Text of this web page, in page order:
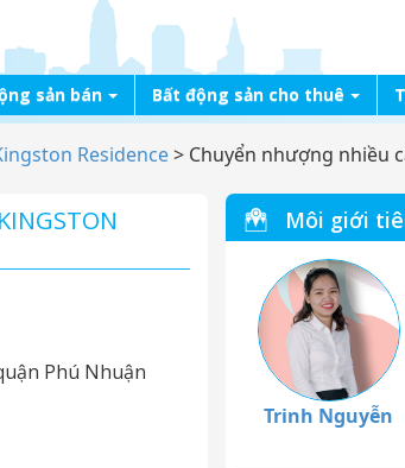
sản bán Bất động sản cho thuê
Residence> Chuyển nhượng nhiều
Phú Nhuận
Môi giới
Trinh Nguyễn